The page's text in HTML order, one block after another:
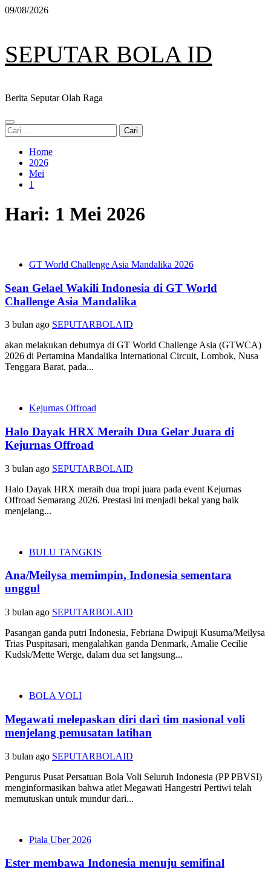
Skip
09/08/2026
SEPUTAR BOLA ID
Berita Seputar Olah Raga
Primary
Menu
Cari
untuk:
Home
2026
Mei
1
Hari: 1 Mei 2026
GT World Challenge Asia Mandalika 2026
Sean Gelael Wakili Indonesia di GT World
Challenge Asia Mandalika
3 bulan ago SEPUTARBOLAID
akan melakukan debutnya di GT World Challenge Asia (GTWCA)
2026 di Pertamina Mandalika International Circuit, Lombok, Nusa
Tenggara Barat, pada...
Kejurnas Offroad
Halo Dayak HRX Meraih Dua Gelar Juara di
Kejurnas Offroad
3 bulan ago SEPUTARBOLAID
Halo Dayak HRX meraih dua tropi juara pada event Kejurnas
Offroad Semarang 2026. Prestasi ini menjadi bekal yang baik
menjelang...
BULU TANGKIS
Ana/Meilysa memimpin, Indonesia sementara
unggul
3 bulan ago SEPUTARBOLAID
Pasangan ganda putri Indonesia, Febriana Dwipuji Kusuma/Meilysa
Trias Puspitasari, mengalahkan ganda Denmark, Amalie Cecilie
Kudsk/Mette Werge, dalam dua set langsung...
BOLA VOLI
Megawati melepaskan diri dari tim nasional voli
menjelang pemusatan latihan
3 bulan ago SEPUTARBOLAID
Pengurus Pusat Persatuan Bola Voli Seluruh Indonesia (PP PBVSI)
menginformasikan bahwa atlet Megawati Hangestri Pertiwi telah
memutuskan untuk mundur dari...
Piala Uber 2026
Ester membawa Indonesia menuju semifinal